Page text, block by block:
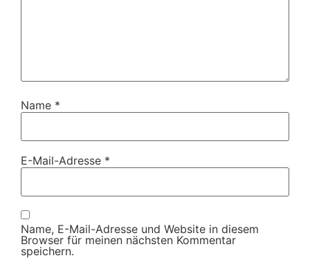
Name *
E-Mail-Adresse *
Name, E-Mail-Adresse und Website in diesem
Browser für meinen nächsten Kommentar
speichern.